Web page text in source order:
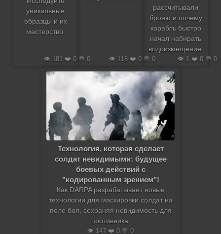
уникальные
образцы и их
мастерство.
👁️ 181 ❤️ 0 💬 0 👁️ 118 ❤️ 0 💬 0
рассчитывали
броню и почему
корабль быстро
начал набирать
водоизмещение.
👁️ 1 ❤️ 0 💬 0
Технология, которая сделает
солдат невидимыми: будущее
боевых действий с
"кодированным зрением"!
Как DARPA разрабатывает новые
технологии для маскировки солдат на
поле боя, сохраняя невидимость для
противника.
👁️ 147 ❤️ 0 💬 0